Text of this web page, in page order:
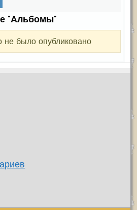
"Альбомы"
не было опубликовано